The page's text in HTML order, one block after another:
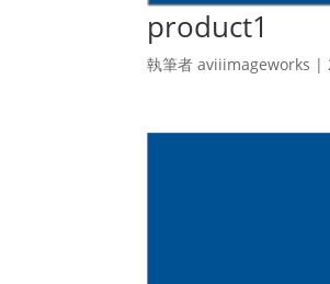
product1
執筆者aviiimageworks |